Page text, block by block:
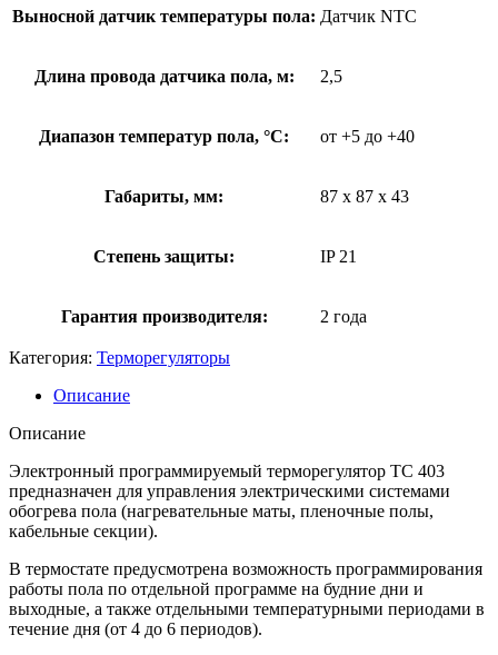
Выносной датчик температуры пола: Датчик NTC
Длина провода датчика пола, м: 2,5
Диапазон температур пола, °С: от +5 до +40
Габариты, мм: 87 х 87 х 43
Степень защиты: IP 21
Гарантия производителя: 2 года
Категория: Терморегуляторы
Описание
Описание
Электронный программируемый терморегулятор ТС 403
предназначен для управления электрическими системами
обогрева пола (нагревательные маты, пленочные полы,
кабельные секции).
В термостате предусмотрена возможность программирования
работы пола по отдельной программе на будние дни и
выходные, а также отдельными температурными периодами в
течение дня (от 4 до 6 периодов).